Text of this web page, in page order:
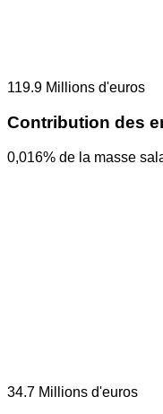
119.9 Millions d'euros
Contribution des
0,016% de la masse
34.7 Millions d'euros